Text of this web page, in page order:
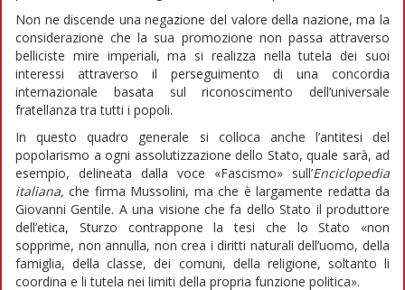
Non ne discende una negazione del valore della nazione, ma la
considerazione che la sua promozione non passa attraverso
belliciste mire imperiali, ma si realizza nella tutela dei suoi
interessi attraverso il perseguimento di una concordia
internazionale basata sul riconoscimento dell’universale
fratellanza tra tutti i popoli.
In questo quadro generale si colloca anche l’antitesi del
popolarismo a ogni assolutizzazione dello Stato, quale sarà, ad
esempio, delineata dalla voce «Fascismo» sull’Enciclopedia
italiana, che firma Mussolini, ma che è largamente redatta da
Giovanni Gentile. A una visione che fa dello Stato il produttore
dell’etica, Sturzo contrappone la tesi che lo Stato «non
sopprime, non annulla, non crea i diritti naturali dell’uomo, della
famiglia, della classe, dei comuni, della religione, soltanto li
coordina e li tutela nei limiti della propria funzione politica».